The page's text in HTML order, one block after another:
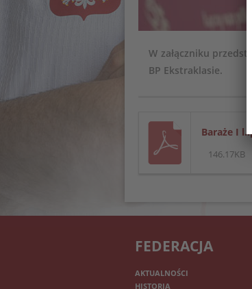
W załączniku
BP Ekstraklasie.
Baraże I
146.17KB
FEDERACJA
AKTUALNOŚCI
HISTORIA